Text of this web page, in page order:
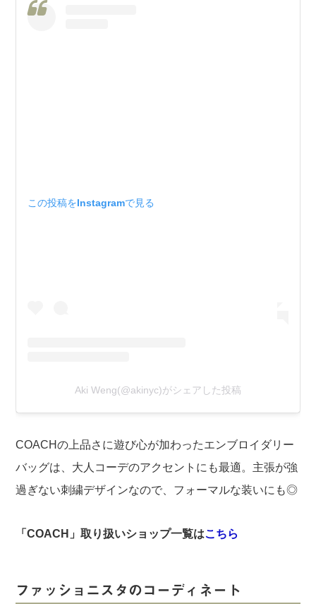
この投稿をInstagramで見る
Aki Weng(@akinyc)がシェアした投稿
COACHの上品さに遊び心が加わったエンブロイダリー
バッグは、大人コーデのアクセントにも最適。主張が強
過ぎない刺繍デザインなので、フォーマルな装いにも◎
「COACH」取り扱いショップ一覧はこちら
ファッショニスタのコーディネート